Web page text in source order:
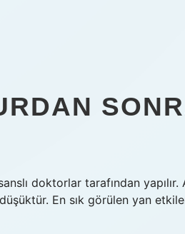
doktorlar tarafından
En sık görülen yan